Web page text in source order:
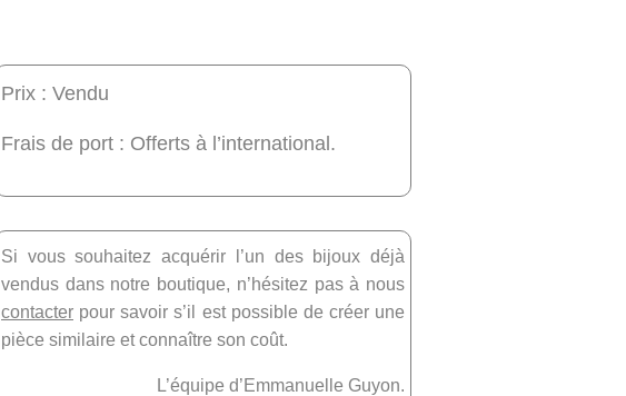
Prix : Vendu
Frais de port : Offerts à l’international.
Si vous souhaitez acquérir l’un des bijoux déjà
vendus dans notre boutique, n’hésitez pas à nous
contacter pour savoir s’il est possible de créer une
pièce similaire et connaître son coût.
L’équipe d’Emmanuelle Guyon.